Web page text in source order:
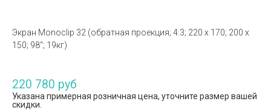
Экран Monoclip 32 (обратная проекция; 4:3; 220 x 170; 200 x
150; 98“; 19кг)
220 780 руб
Указана примерная розничная цена, уточните размер вашей
скидки.